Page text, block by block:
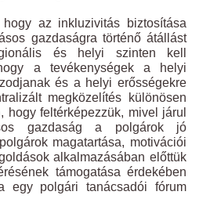
az inkluzivitás biztosítása
gazdaságra történő átállást
és helyi szinten kell
a tevékenységek a helyi
és a helyi erősségekre
megközelítés különösen
hogy feltérképezzük, mivel járul
gazdaság a polgárok jó
magatartása, motivációi
alkalmazásában előttük
támogatása érdekében
egy polgári tanácsadói fórum